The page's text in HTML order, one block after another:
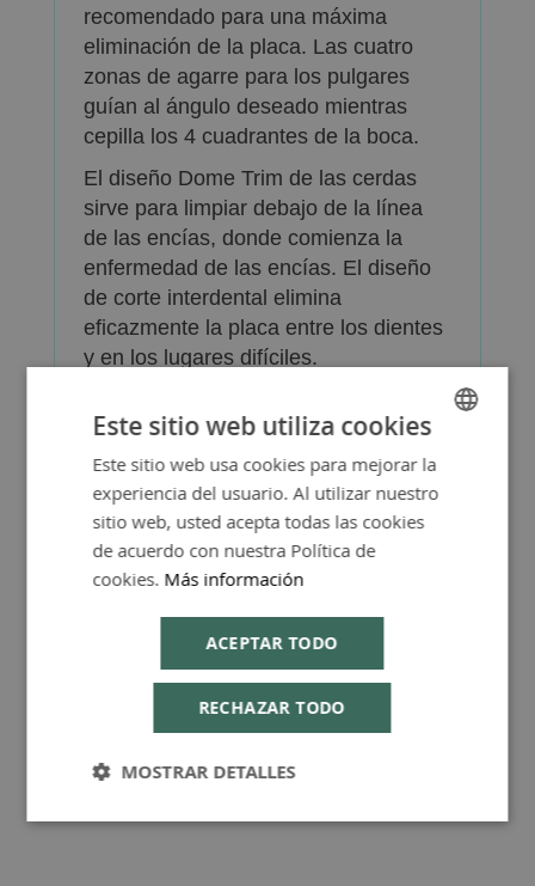
recomendado para una máxima
eliminación de la placa. Las cuatro
zonas de agarre para los pulgares
guían al ángulo deseado mientras
cepilla los 4 cuadrantes de la boca.
El diseño Dome Trim de las cerdas
sirve para limpiar debajo de la línea
de las encías, donde comienza la
enfermedad de las encías. El diseño
de corte interdental elimina
eficazmente la placa entre los dientes
y en los lugares difíciles.
FAQ - Preguntas y Respuestas
SPANISH
ENGLISH
Este sitio web utiliza cookies
Este sitio web usa cookies para mejorar la
experiencia del usuario. Al utilizar nuestro
sitio web, usted acepta todas las cookies
de acuerdo con nuestra Política de
cookies. Más información
ACEPTAR TODO
RECHAZAR TODO
MOSTRAR DETALLES